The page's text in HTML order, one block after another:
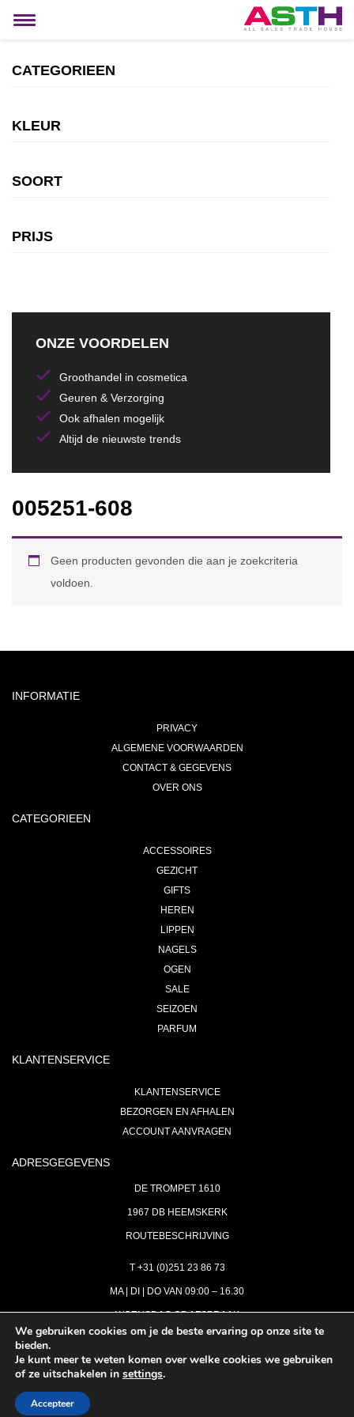
Toggle
CATEGORIEEN
KLEUR
SOORT
PRIJS
ONZE VOORDELEN
Groothandel in cosmetica
Geuren & Verzorging
Ook afhalen mogelijk
Altijd de nieuwste trends
005251-608
Geen producten gevonden die aan je zoekcriteria
voldoen.
INFORMATIE
PRIVACY
ALGEMENE VOORWAARDEN
CONTACT & GEGEVENS
OVER ONS
CATEGORIEEN
ACCESSOIRES
GEZICHT
GIFTS
HEREN
LIPPEN
NAGELS
OGEN
SALE
SEIZOEN
PARFUM
KLANTENSERVICE
KLANTENSERVICE
BEZORGEN EN AFHALEN
ACCOUNT AANVRAGEN
ADRESGEGEVENS
DE TROMPET 1610
1967 DB HEEMSKERK
ROUTEBESCHRIJVING
T +31 (0)251 23 86 73
MA | DI | DO VAN 09:00 – 16.30
WOENSDAG OP AFSPRAAK
INFO@ASTH.NL
We gebruiken cookies om je de beste ervaring op onze site te
bieden.
Je kunt meer te weten komen over welke cookies we gebruiken
of ze uitschakelen in settings.
Accepteer